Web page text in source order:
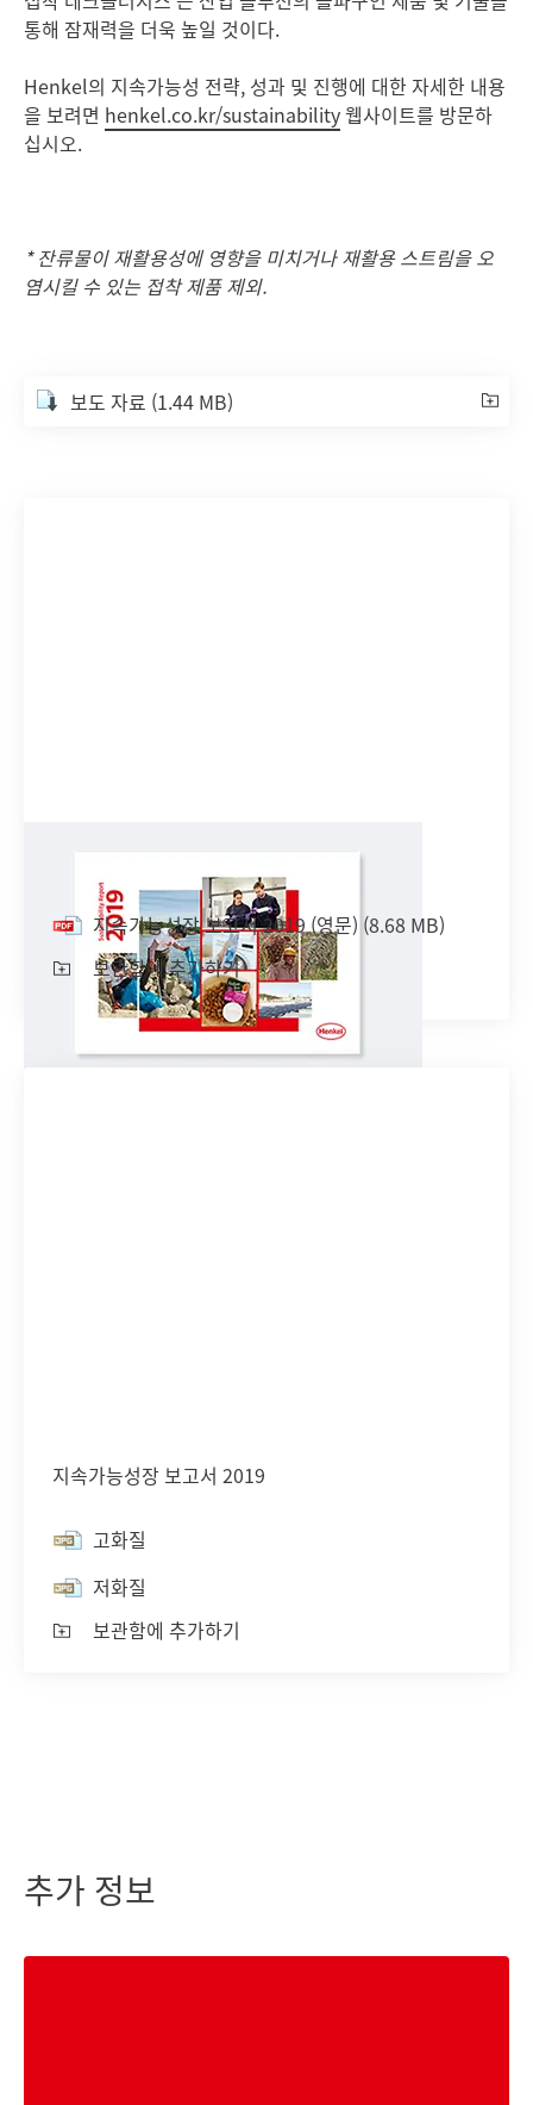
통해 잠재력을 더욱 높일 것이다.
Henkel의 지속가능성 전략, 성과 및 진행에 대한 자세한 내용
을 보려면 henkel.co.kr/sustainability웹사이트를 방문하
십시오.
* 잔류물이 재활용성에 영향을 미치거나 재활용 스트림을 오
염시킬 수 있는 접착 제품 제외.
보도 자료 (1.44 MB)
(영문)
지속가능성장 보고서 2019(영문) (8.68 MB)
보관함에 추가하기
지속가능성장 보고서 2019
고화질
저화질
보관함에 추가하기
추가 정보